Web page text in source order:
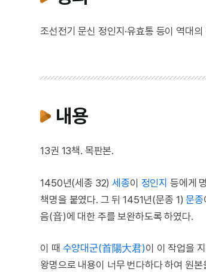
조선전기 문신 정인지·유효통 등이 역대
내용
13권 13책. 목판본.
1450년(세종 32)세종이 정인지 등에게
책명을 붙였다. 그 뒤 1451년(문종 1)문종
음(音)에 대한 주를 보완하도록 하였다.
이 때 수양대군(首陽大君)이 이 작업을
왕명으로 내용이 너무 번다하다 하여 원